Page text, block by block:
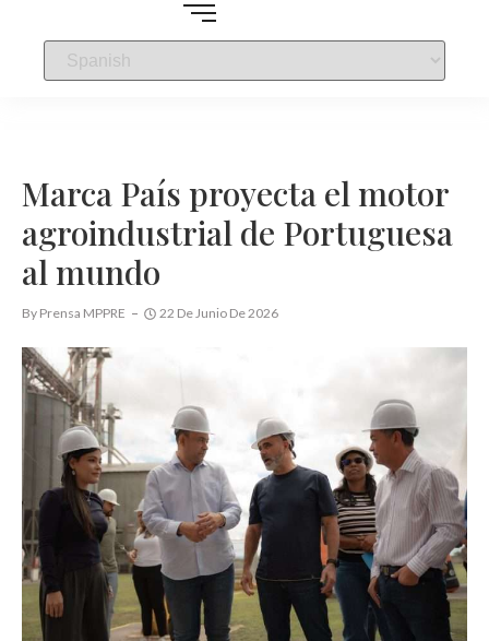
Marca País proyecta el motor
agroindustrial de Portuguesa
al mundo
By Prensa MPPRE 22 De Junio De 2026